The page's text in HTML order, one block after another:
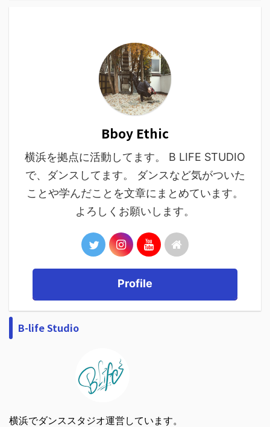
Bboy Ethic
横浜を拠点に活動してます。 B LIFE STUDIO
で、ダンスしてます。 ダンスなど気がついた
ことや学んだことを文章にまとめています。
よろしくお願いします。
Profile
B-life Studio
横浜でダンススタジオ運営しています。